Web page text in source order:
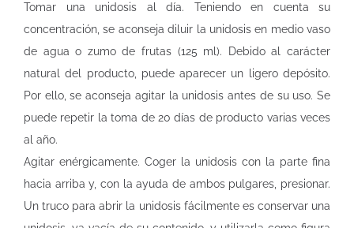
Tomar una unidosis al día. Teniendo en cuenta su
concentración, se aconseja diluir la unidosis en medio vaso
de agua o zumo de frutas (125 ml). Debido al carácter
natural del producto, puede aparecer un ligero depósito.
Por ello, se aconseja agitar la unidosis antes de su uso. Se
puede repetir la toma de 20 días de producto varias veces
al año.
Agitar enérgicamente. Coger la unidosis con la parte fina
hacia arriba y, con la ayuda de ambos pulgares, presionar.
Un truco para abrir la unidosis fácilmente es conservar una